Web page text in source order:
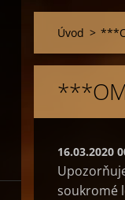
Úvod >
16.03.2020
soukromé